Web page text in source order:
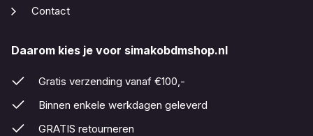
Contact
Daarom kies je voor simakobdmshop.nl
Gratis verzending vanaf €100,-
Binnen enkele werkdagen geleverd
GRATIS retourneren